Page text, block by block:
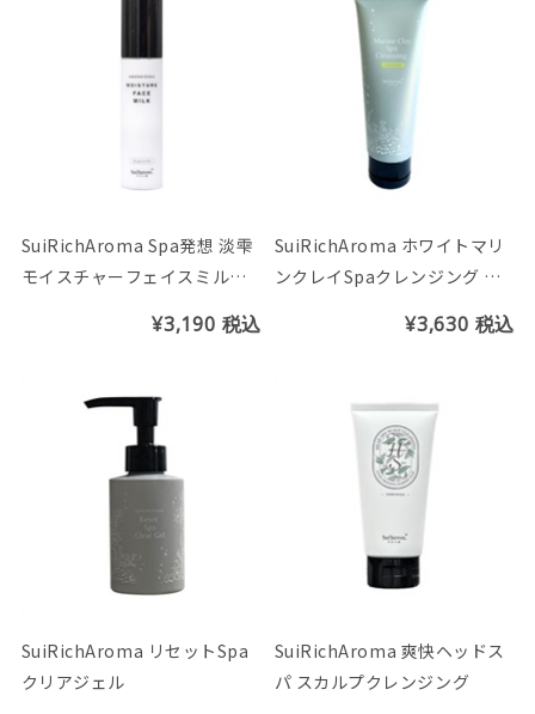
SuiRichAroma Spa発想 淡雫
モイスチャーフェイスミルク
¥3,190 税込
SuiRichAroma ホワイトマリ
ンクレイSpaクレンジング チ
¥3,630 税込
SuiRichAroma リセットSpa
クリアジェル
SuiRichAroma 爽快ヘッドス
パ スカルプクレンジング